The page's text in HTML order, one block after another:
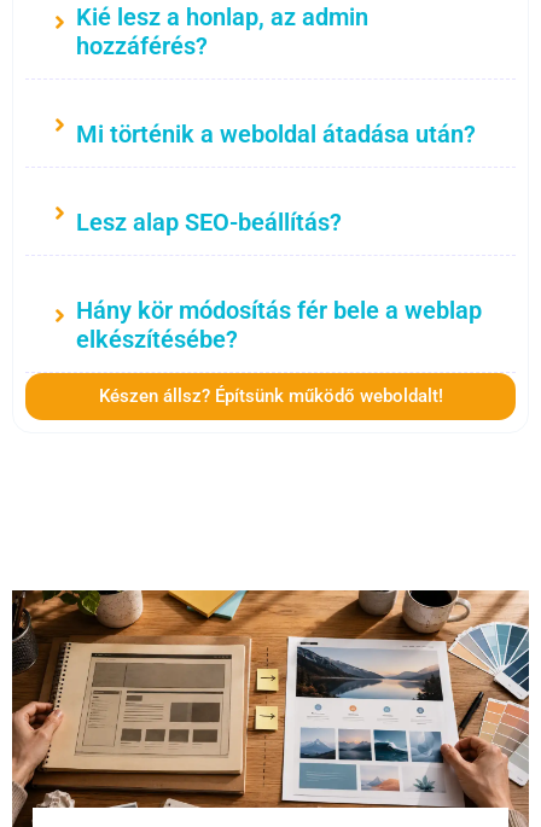
Kié lesz a honlap, az admin
hozzáférés?
Mi történik a weboldal átadása után?
Lesz alap SEO-beállítás?
Hány kör módosítás fér bele a weblap
elkészítésébe?
Készen állsz? Építsünk működő weboldalt!